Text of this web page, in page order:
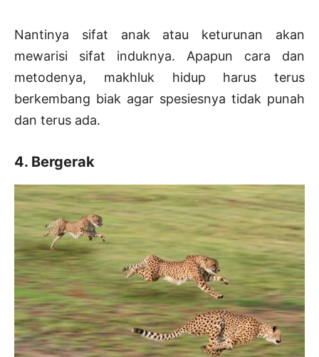
Nantinya sifat anak atau keturunan akan
mewarisi sifat induknya. Apapun cara dan
metodenya, makhluk hidup harus terus
berkembang biak agar spesiesnya tidak punah
dan terus ada.
4. Bergerak